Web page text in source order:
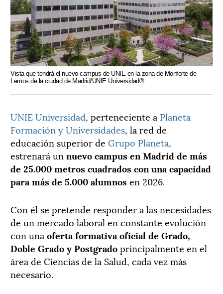
Vista que tendrá el nuevo campus de UNIE en la zona de Monforte de
Lemos de la ciudad de Madrid/UNIE Universidad®.
UNIE Universidad, perteneciente a Planeta
Formación y Universidades, la red de
educación superior de Grupo Planeta,
estrenará un nuevo campus en Madrid de más
de 25.000 metros cuadrados con una capacidad
para más de 5.000 alumnosen 2026.
Con él se pretende responder a las necesidades
de un mercado laboral en constante evolución
con una oferta formativa oficial de Grado,
Doble Grado y Postgradoprincipalmente en el
área de Ciencias de la Salud, cada vez más
necesario.